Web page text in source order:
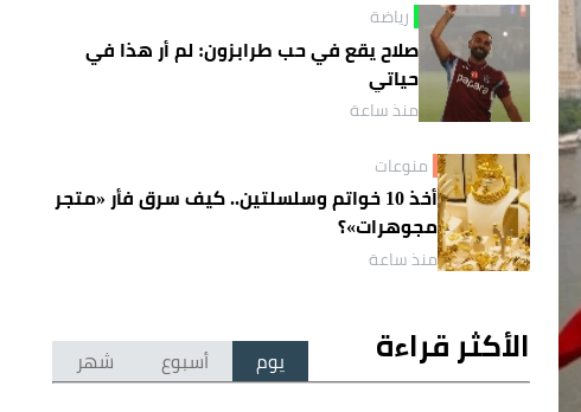
رياضة
صلاح يقع في حب طرابزون: لم أر هذا في
حياتي
منذ ساعة
منوعات
أخذ 10 خواتم وسلسلتين.. كيف سرق فأر «متجر
مجوهرات»؟
منذ ساعة
الأكثر قراءة يوم أسبوع شهر